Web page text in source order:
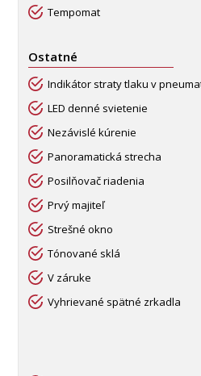
Tempomat
Ostatné
Indikátor straty tlaku v
LED denné svietenie
Nezávislé kúrenie
Panoramatická strecha
Posilňovač riadenia
Prvý majiteľ
Strešné okno
Tónované sklá
V záruke
Vyhrievané spätné zrkadla